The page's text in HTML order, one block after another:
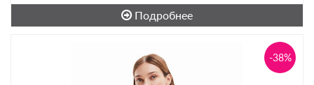
Подробнее
-38%